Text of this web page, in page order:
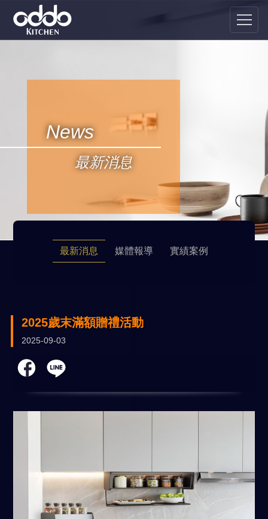
News
最新消息
最新消息 媒體報導 實績案例
2025歲末滿額贈禮活動
2025-09-03